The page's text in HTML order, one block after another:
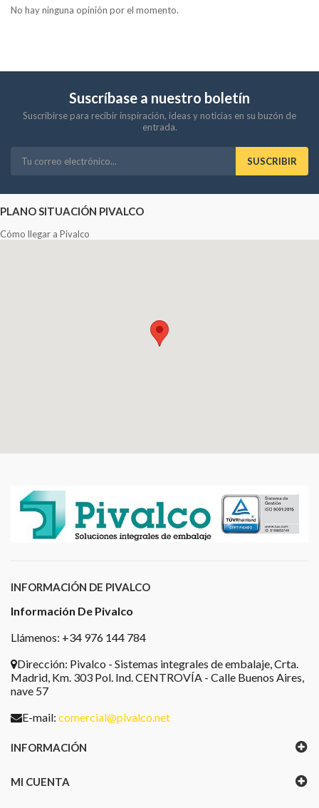
No hay ninguna opinión por el momento.
Suscríbase a nuestro boletín
Suscribirse para recibir inspiración, ideas y noticias en su buzón de
entrada.
SUSCRIBIR
PLANO SITUACIÓN PIVALCO
Cómo llegar a Pivalco
INFORMACIÓN DE PIVALCO
Información De Pivalco
Llámenos: +34 976 144 784
Dirección: Pivalco - Sistemas integrales de embalaje, Crta.
Madrid, Km. 303 Pol. Ind. CENTROVÍA - Calle Buenos Aires,
nave 57
E-mail: comercial@pivalco.net
INFORMACIÓN
MI CUENTA